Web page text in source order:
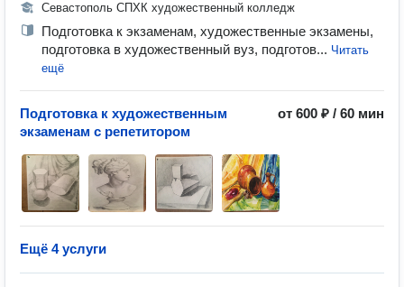
Севастополь СПХК художественный колледж
Подготовка к экзаменам, художественные экзамены,
подготовка в художественный вуз, подготов... Читать
ещё
Подготовка к художественным
экзаменам с репетитором
от 600 ₽ / 60 мин
Ещё 4 услуги